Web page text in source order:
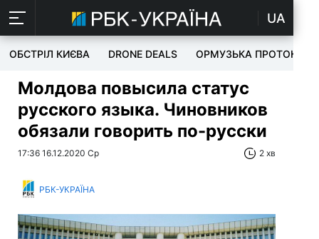
UA
ОБСТРІЛ КИЄВА DRONE DEALS ОРМУЗЬКА ПРОТОКА
Молдова повысила статус
русского языка. Чиновников
обязали говорить по-русски
17:36 16.12.2020 Ср 2 хв
РБК-УКРАЇНА